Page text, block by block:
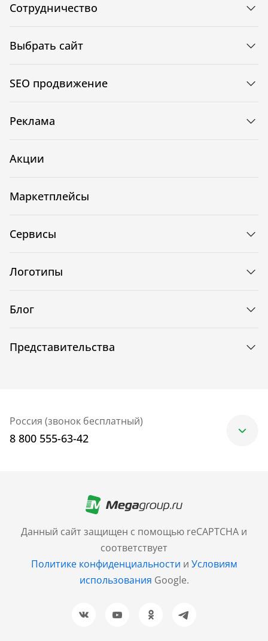
Данный сайт защищен с помощью reCAPTCHA и
соответствует
Политике конфиденциальности и Условиям
использования Google.
Сотрудничество
Выбрать сайт
SEO продвижение
Реклама
Акции
Маркетплейсы
Сервисы
Логотипы
Блог
Представительства
Россия (звонок бесплатный)
8 800 555-63-42
+7 (499) 705-30-10
Санкт-Петербург
+7 (812) 600-77-33
Барнаул
+7 (961) 999-93-93
Новосибирск